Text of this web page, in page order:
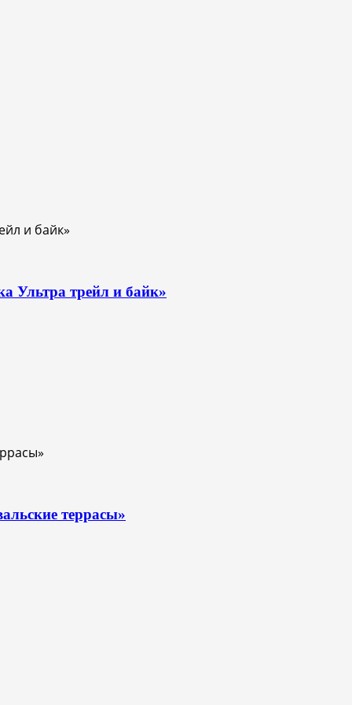
Ультра трейл и байк»
террасы»